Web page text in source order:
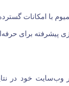
با امکانات
پیشرفته برای
وب‌سایت خود در